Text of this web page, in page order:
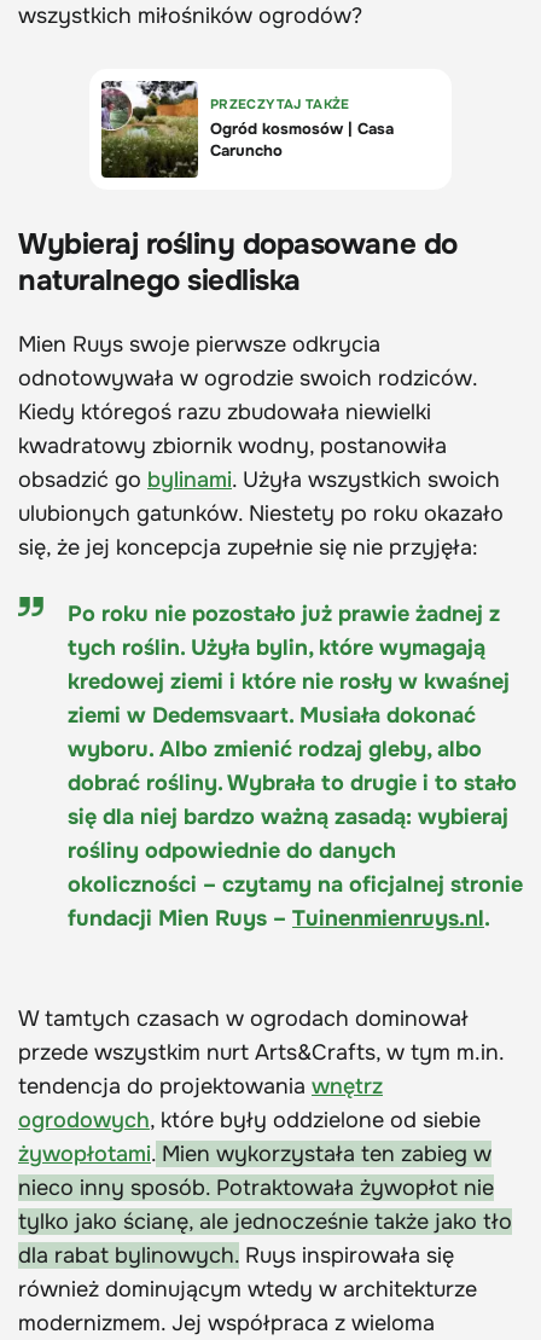
wszystkich miłośników ogrodów?
Wybieraj rośliny dopasowane do
naturalnego siedliska
Mien Ruys swoje pierwsze odkrycia
odnotowywała w ogrodzie swoich rodziców.
Kiedy któregoś razu zbudowała niewielki
kwadratowy zbiornik wodny, postanowiła
obsadzić go bylinami. Użyła wszystkich swoich
ulubionych gatunków. Niestety po roku okazało
się, że jej koncepcja zupełnie się nie przyjęła:
Po roku nie pozostało już prawie żadnej z
tych roślin. Użyła bylin, które wymagają
kredowej ziemi i które nie rosły w kwaśnej
ziemi w Dedemsvaart. Musiała dokonać
wyboru. Albo zmienić rodzaj gleby, albo
dobrać rośliny. Wybrała to drugie i to stało
się dla niej bardzo ważną zasadą: wybieraj
rośliny odpowiednie do danych
okoliczności – czytamy na oficjalnej stronie
fundacji Mien Ruys – Tuinenmienruys.nl.
W tamtych czasach w ogrodach dominował
przede wszystkim nurt Arts&Crafts, w tym m.in.
tendencja do projektowania wnętrz
ogrodowych, które były oddzielone od siebie
żywopłotami. Mien wykorzystała ten zabieg w
nieco inny sposób. Potraktowała żywopłot nie
tylko jako ścianę, ale jednocześnie także jako tło
dla rabat bylinowych. Ruys inspirowała się
również dominującym wtedy w architekturze
modernizmem. Jej współpraca z wieloma